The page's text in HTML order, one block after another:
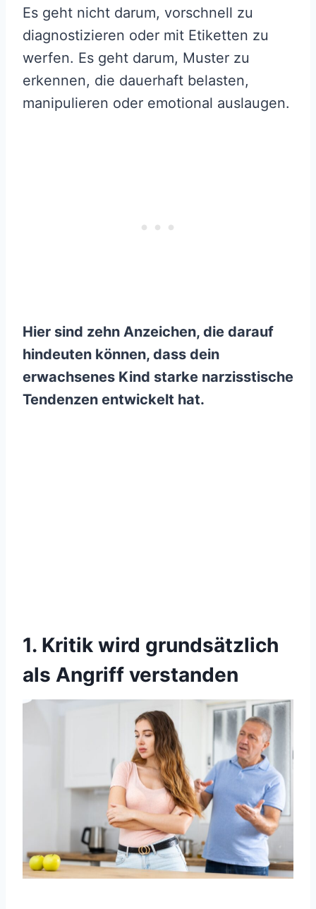
Es geht nicht darum, vorschnell zu
diagnostizieren oder mit Etiketten zu
werfen. Es geht darum, Muster zu
erkennen, die dauerhaft belasten,
manipulieren oder emotional auslaugen.
Hier sind zehn Anzeichen, die darauf
hindeuten können, dass dein
erwachsenes Kind starke narzisstische
Tendenzen entwickelt hat.
1. Kritik wird grundsätzlich
als Angriff verstanden